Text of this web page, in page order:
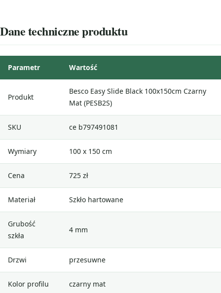
Dane techniczne produktu
Parametr Wartość
Produkt
Besco Easy Slide Black 100x150cm Czarny
Mat (PESB2S)
SKU ce b797491081
Wymiary 100 x 150 cm
Cena 725 zł
Materiał Szkło hartowane
Grubość
szkła
4 mm
Drzwi przesuwne
Kolor profilu czarny mat